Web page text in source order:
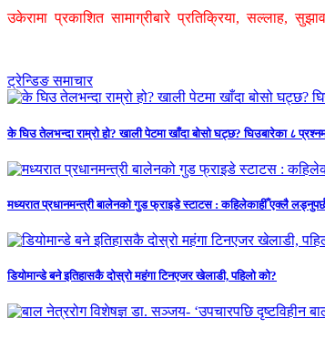
उकेरामा प्रकाशित सामाग्रीबारे प्रतिक्रिया, सल्लाह,
ट्रेन्डिङ समाचार
के घिउ तेलभन्दा राम्रो हो? खाली पेटमा खाँदा बोसो घट्छ? घिउबारेका ८
मध्यरात प्रधानमन्त्री बालेनको गुड फ्राइडे स्टाटस : कहिलेकाहीँ एक्लै लड्नुपर्छ
डियोमान्डे बने इतिहासकै दोस्रो महंगा टिनएजर खेलाडी, पहिलो को?